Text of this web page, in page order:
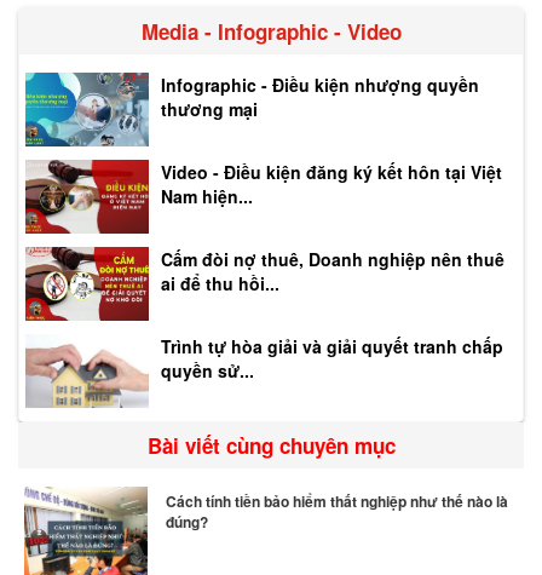
Media - Infographic - Video
Infographic - Điều kiện nhượng quyền
thương mại
Video - Điều kiện đăng ký kết hôn tại Việt
Nam hiện...
Cấm đòi nợ thuê, Doanh nghiệp nên thuê
ai để thu hồi...
Trình tự hòa giải và giải quyết tranh chấp
quyền sử...
Bài viết cùng chuyên mục
Cách tính tiền bảo hiểm thất nghiệp như thế nào là
đúng?